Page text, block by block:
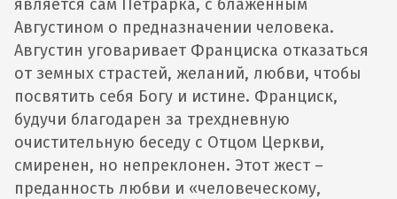
является сам Петрарка, с блаженным
Августином о предназначении человека.
Августин уговаривает Франциска отказаться
от земных страстей, желаний, любви, чтобы
посвятить себя Богу и истине. Франциск,
будучи благодарен за трехдневную
очистительную беседу с Отцом Церкви,
смиренен, но непреклонен. Этот жест –
преданность любви и «человеческому,